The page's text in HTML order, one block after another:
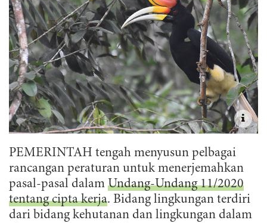
PEMERINTAH tengah menyusun pelbagai
rancangan peraturan untuk menerjemahkan
pasal-pasal dalam Undang-Undang 11/2020
tentang cipta kerja. Bidang lingkungan terdiri
dari bidang kehutanan dan lingkungan dalam